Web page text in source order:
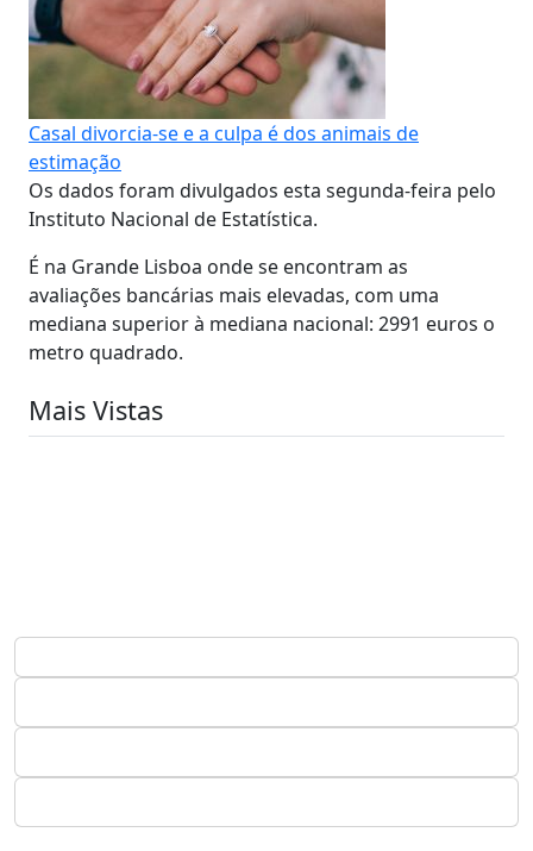
Casal divorcia-se e a culpa é dos animais de
estimação
Os dados foram divulgados esta segunda-feira pelo
Instituto Nacional de Estatística.
É na Grande Lisboa onde se encontram as
avaliações bancárias mais elevadas, com uma
mediana superior à mediana nacional: 2991 euros o
metro quadrado.
Mais Vistas